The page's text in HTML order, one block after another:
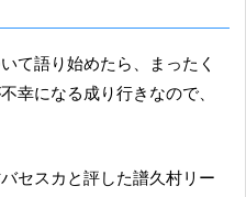
幸になる成り行きなので、